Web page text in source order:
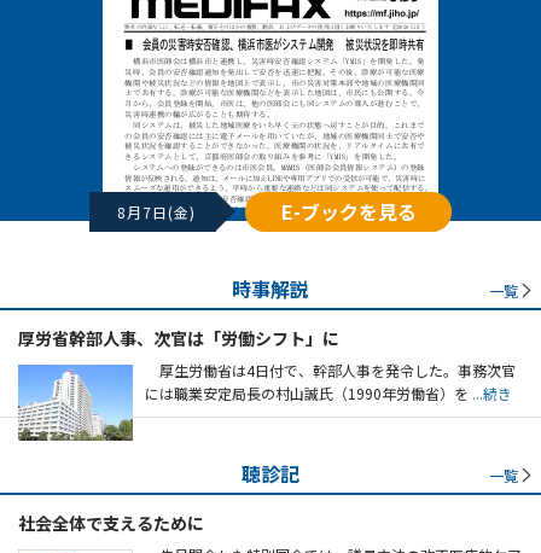
8月7日(金) E-ブックを見る
時事解説 一覧
厚労省幹部人事、次官は「労働シフト」に
厚生労働省は4日付で、幹部人事を発令した。事務次官
には職業安定局長の村山誠氏（1990年労働省）を ...続き
聴診記 一覧
社会全体で支えるために